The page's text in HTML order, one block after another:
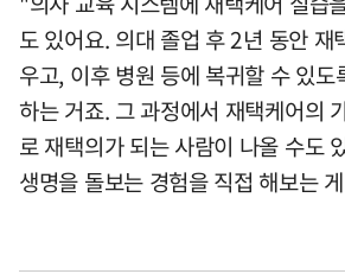
도 있어요. 의대 졸업 후 2년 동안 재
우고, 이후 병원 등에 복귀할 수 있
하는 거죠. 그 과정에서 재택케어의
로 재택의가 되는 사람이 나올 수도
생명을 돌보는 경험을 직접 해보는